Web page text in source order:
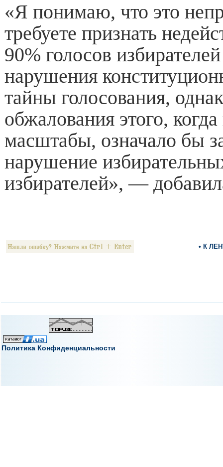
«Я понимаю, что это
требуете признать
90% голосов
нарушения
тайны голосования,
обжалования этого,
масштабы, означало бы
нарушение
избирателей», —
• К
Политика Конфиденциальности